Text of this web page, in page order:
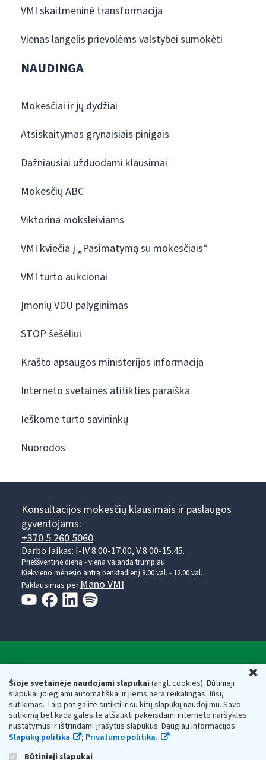
Šioje svetainėje naudojami slapukai(angl. cookies). Būtinieji
slapukai įdiegiami automatiškai ir jiems nėra reikalingas Jūsų
sutikimas. Taip pat galite sutikti ir su kitų slapukų naudojimu. Savo
sutikimą bet kada galėsite atšaukti pakeisdami interneto naršyklės
nustatymus ir ištrindami įrašytus slapukus. Daugiau informacijos
Slapukų politika
; Privatumo politika.
Būtinieji slapukai
VMI skaitmeninė transformacija
Vienas langelis prievolėms valstybei sumokėti
NAUDINGA
Mokesčiai ir jų dydžiai
Atsiskaitymas grynaisiais pinigais
Dažniausiai užduodami klausimai
Mokesčių ABC
Viktorina moksleiviams
VMI kviečia į „Pasimatymą su mokesčiais“
VMI turto aukcionai
Įmonių VDU palyginimas
STOP šešėliui
Krašto apsaugos ministerijos informacija
Interneto svetainės atitikties paraiška
Ieškome turto savininkų
Nuorodos
Konsultacijos mokesčių klausimais ir paslaugos
gyventojams:
+370 5 260 5060
Darbo laikas: I-IV 8.00-17.00, V 8.00-15.45.
Prieššventinę dieną - viena valanda trumpiau.
Kiekvieno mėnesio antrą penktadienį 8.00 val. - 12.00 val.
Paklausimas per Mano VMI
Respublikos finansų ministerijos
Biudžetinė įstaiga. Juridinio asmens kodas — 188659752,
adresas: Vasario 16-osios g. 14, 01107 Vilnius, Lietuva, el.paštas:
vmi@vmi.lt, E. pristatymo dėžutės adresas 188659752
Duomenys apie Valstybinę mokesčių inspekciją prie Lietuvos
Respublikos finansų ministerijos kaupiami ir saugomi Juridinių